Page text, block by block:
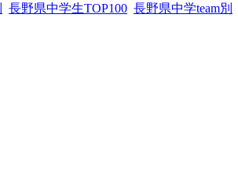
長野県中学生TOP100 長野県中学team別